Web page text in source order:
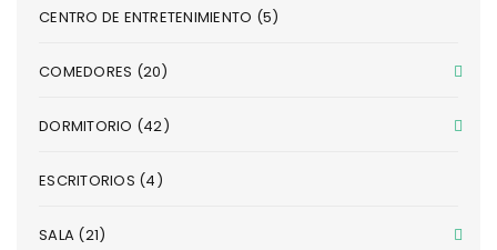
CENTRO DE ENTRETENIMIENTO (5)
COMEDORES (20)
DORMITORIO (42)
ESCRITORIOS (4)
SALA (21)